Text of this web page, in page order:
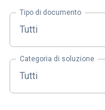
Tipo di documento
Tutti
Categoria di soluzione
Tutti